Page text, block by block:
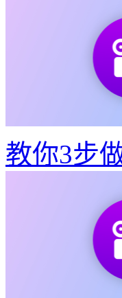
教你3步